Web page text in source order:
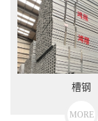
槽钢
MORE